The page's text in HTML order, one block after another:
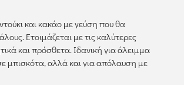
και κακάο με γεύση που θα
Ετοιμάζεται με τις καλύτερες
και πρόσθετα. Ιδανική για άλειμμα
μπισκότα, αλλά και για απόλαυση με